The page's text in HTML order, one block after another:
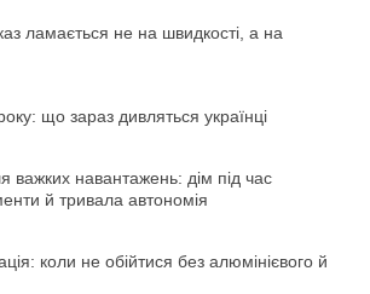
ламається не на швидкості, а на
що зараз дивляться українці
важких навантажень: дім під час
й тривала автономія
коли не обійтися без алюмінієвого й